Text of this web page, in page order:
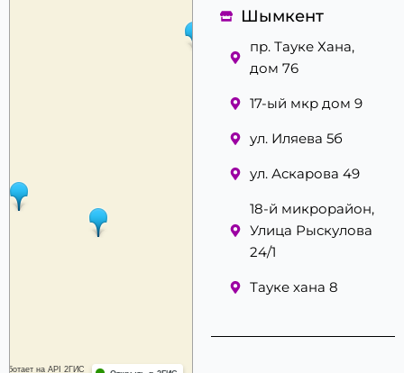
Шымкент
пр. Тауке Хана,
дом 76
17-ый мкр дом 9
ул. Иляева 5б
ул. Аскарова 49
18-й микрорайон,
Улица Рыскулова
24/1
Тауке хана 8